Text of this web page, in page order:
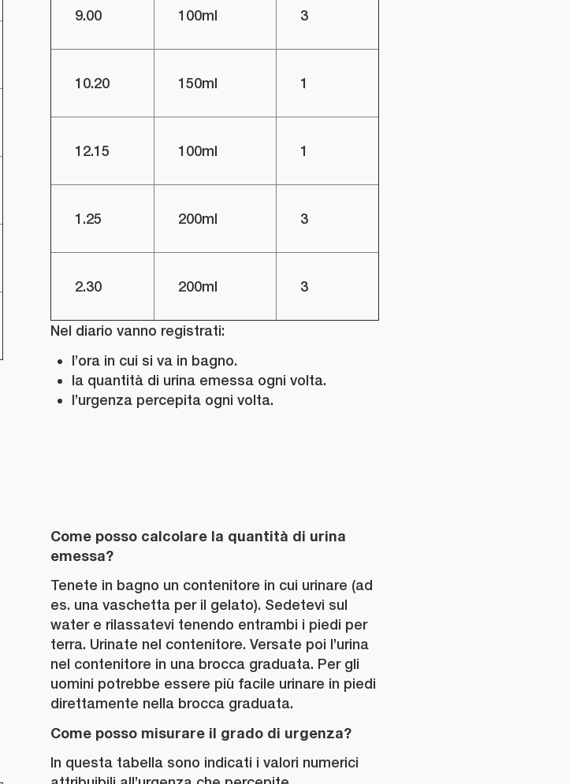
9.00 100ml 3
10.20 150ml 1
12.15 100ml 1
1.25 200ml 3
2.30 200ml 3
Nel diario vanno registrati:
l’ora in cui si va in bagno.
la quantità di urina emessa ogni volta.
l’urgenza percepita ogni volta.
Come posso calcolare la quantità di urina
emessa?
Tenete in bagno un contenitore in cui urinare (ad
es. una vaschetta per il gelato). Sedetevi sul
water e rilassatevi tenendo entrambi i piedi per
terra. Urinate nel contenitore. Versate poi l’urina
nel contenitore in una brocca graduata. Per gli
uomini potrebbe essere più facile urinare in piedi
direttamente nella brocca graduata.
Come posso misurare il grado di urgenza?
In questa tabella sono indicati i valori numerici